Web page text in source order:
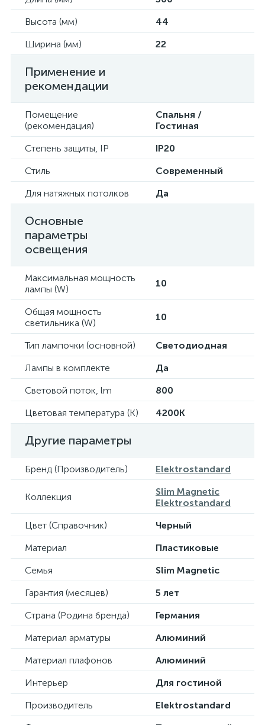
Высота (мм)
44
Ширина (мм)
22
Применение и
рекомендации
Помещение
(рекомендация)
Спальня /
Гостиная
Степень защиты, IP
IP20
Стиль
Современный
Для натяжных потолков
Да
Основные
параметры
освещения
Максимальная мощность
лампы (W)
10
Общая мощность
светильника (W)
10
Тип лампочки (основной)
Светодиодная
Лампы в комплекте
Да
Световой поток, lm
800
Цветовая температура (К)
4200K
Другие параметры
Бренд (Производитель) Elektrostandard
Коллекция
Slim Magnetic
Elektrostandard
Цвет (Справочник)
Черный
Материал
Пластиковые
Семья
Slim Magnetic
Гарантия (месяцев)
5 лет
Страна (Родина бренда)
Германия
Материал арматуры
Алюминий
Материал плафонов
Алюминий
Интерьер
Для гостиной
Производитель
Elektrostandard